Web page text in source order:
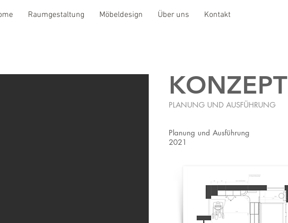
Raumgestaltung Möbeldesign Über uns Kontakt
KONZEPT
PLANUNG UND AUSFÜHRUNG
Planung und Ausführung
2021